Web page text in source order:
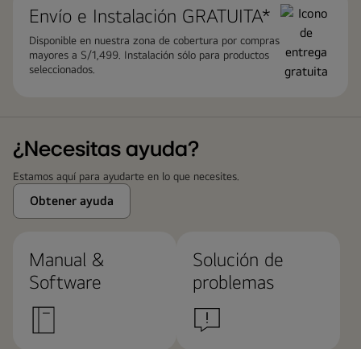
Envío e Instalación GRATUITA*
Disponible en nuestra zona de cobertura por compras
mayores a S/1,499. Instalación sólo para productos
seleccionados.
¿Necesitas ayuda?
Estamos aquí para ayudarte en lo que necesites.
Obtener ayuda
Manual &
Software
Solución de
problemas